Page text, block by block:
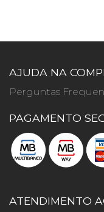
AJUDA NA
Perguntas
PAGAMENTO
ATENDIMENTO